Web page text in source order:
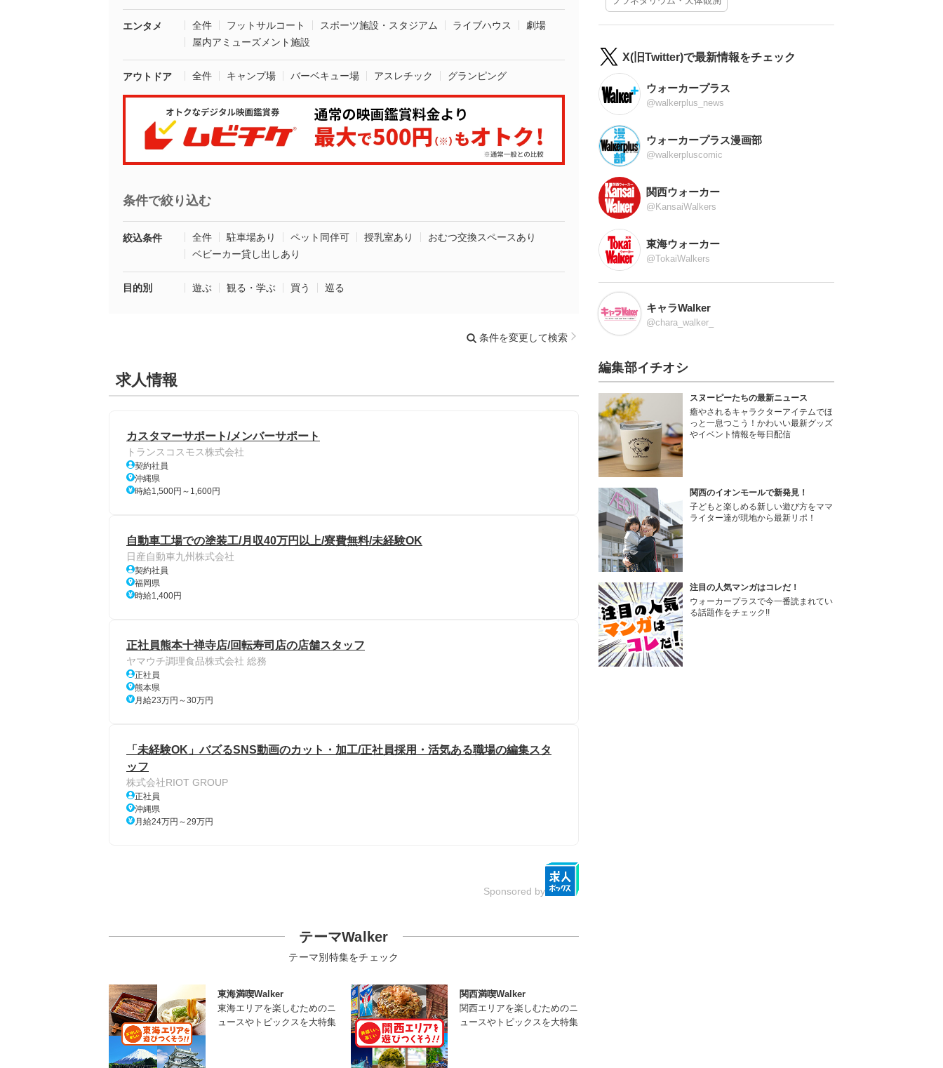
エンタメ 全件 フットサルコート スポーツ施設・スタジアム ライブハウス
劇場
屋内アミューズメント施設
アウトドア 全件 キャンプ場 バーベキュー場 アスレチック グランピング
条件で絞り込む
絞込条件 全件 駐車場あり ペット同伴可 授乳室あり
おむつ交換スペースあり
ベビーカー貸し出しあり
目的別 遊ぶ 観る・学ぶ 買う 巡る
条件を変更して検索
求人情報
カスタマーサポート/メンバーサポート
トランスコスモス株式会社
契約社員
沖縄県
時給1,500円～1,600円
自動車工場での塗装工/月収40万円以上/寮費無料/未経験OK
日産自動車九州株式会社
契約社員
福岡県
時給1,400円
正社員熊本十禅寺店/回転寿司店の店舗スタッフ
ヤマウチ調理食品株式会社 総務
正社員
熊本県
月給23万円～30万円
「未経験OK」バズるSNS動画のカット・加工/正社員採用・活気ある職場の編集スタ
ッフ
株式会社RIOT GROUP
正社員
沖縄県
月給24万円～29万円
Sponsored by
テーマWalker
テーマ別特集をチェック
東海満喫Walker
東海エリアを楽しむためのニ
ュースやトピックスを大特集
関西満喫Walker
関西エリアを楽しむためのニ
ュースやトピックスを大特集
X(旧Twitter)で最新情報をチェック
ウォーカープラス
@walkerplus_news
ウォーカープラス漫画部
@walkerpluscomic
関西ウォーカー
@KansaiWalkers
東海ウォーカー
@TokaiWalkers
キャラWalker
@chara_walker_
編集部イチオシ
スヌーピーたちの最新ニュース
癒やされるキャラクターアイテムでほ
っと一息つこう！かわいい最新グッズ
やイベント情報を毎日配信
関西のイオンモールで新発見！
子どもと楽しめる新しい遊び方をママ
ライター達が現地から最新リポ！
注目の人気マンガはコレだ！
ウォーカープラスで今一番読まれてい
る話題作をチェック!!